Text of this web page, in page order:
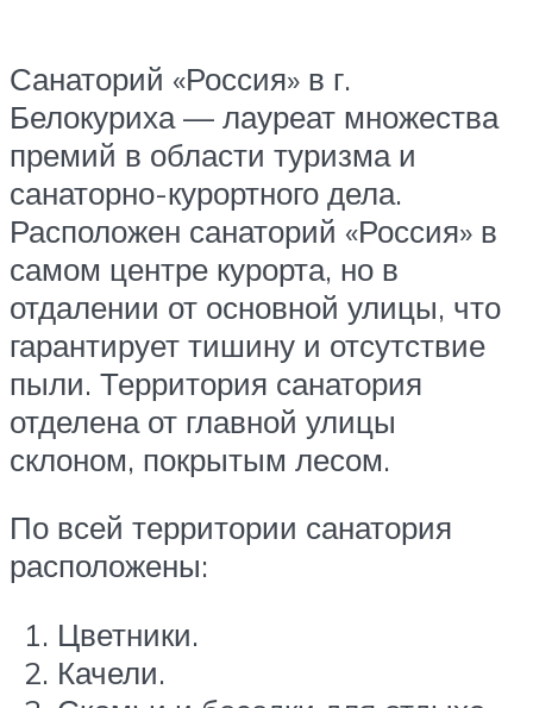
Санаторий «Россия» в г.
Белокуриха — лауреат множества
премий в области туризма и
санаторно-курортного дела.
Расположен санаторий «Россия» в
самом центре курорта, но в
отдалении от основной улицы, что
гарантирует тишину и отсутствие
пыли. Территория санатория
отделена от главной улицы
склоном, покрытым лесом.
По всей территории санатория
расположены:
Цветники.
Качели.